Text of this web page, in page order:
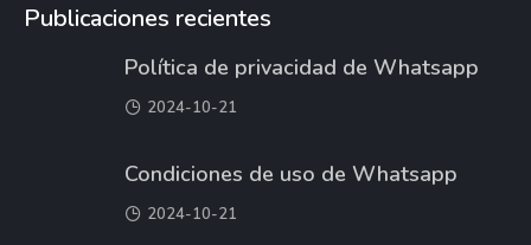
Publicaciones recientes
Política de privacidad de Whatsapp
2024-10-21
Condiciones de uso de Whatsapp
2024-10-21